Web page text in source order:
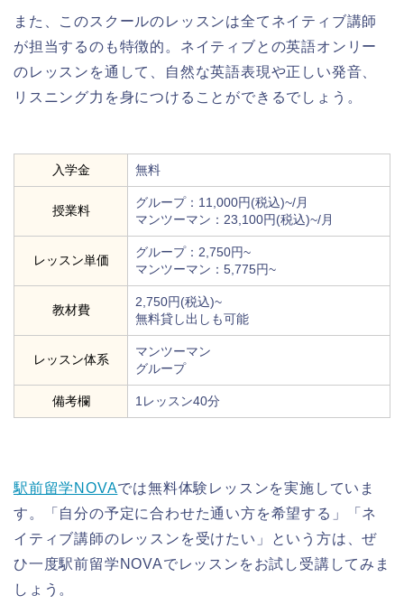
また、このスクールのレッスンは全てネイティブ講師
が担当するのも特徴的。ネイティブとの英語オンリー
のレッスンを通して、自然な英語表現や正しい発音、
リスニング力を身につけることができるでしょう。
入学金 無料
授業料
グループ：11,000円(税込)~/月
マンツーマン：23,100円(税込)~/月
レッスン単価
グループ：2,750円~
マンツーマン：5,775円~
教材費
2,750円(税込)~
無料貸し出しも可能
レッスン体系
マンツーマン
グループ
備考欄 1レッスン40分
駅前留学NOVAでは無料体験レッスンを実施していま
す。「自分の予定に合わせた通い方を希望する」「ネ
イティブ講師のレッスンを受けたい」という方は、ぜ
ひ一度駅前留学NOVAでレッスンをお試し受講してみま
しょう。